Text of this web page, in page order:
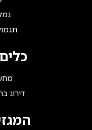
דירוג